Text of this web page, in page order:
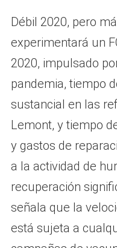
Débil 2020, pero
experimentará un
2020, impulsado
pandemia, tiempo
sustancial en las
Lemont, y tiempo
y gastos de
a la actividad de
recuperación
señala que la
está sujeta a